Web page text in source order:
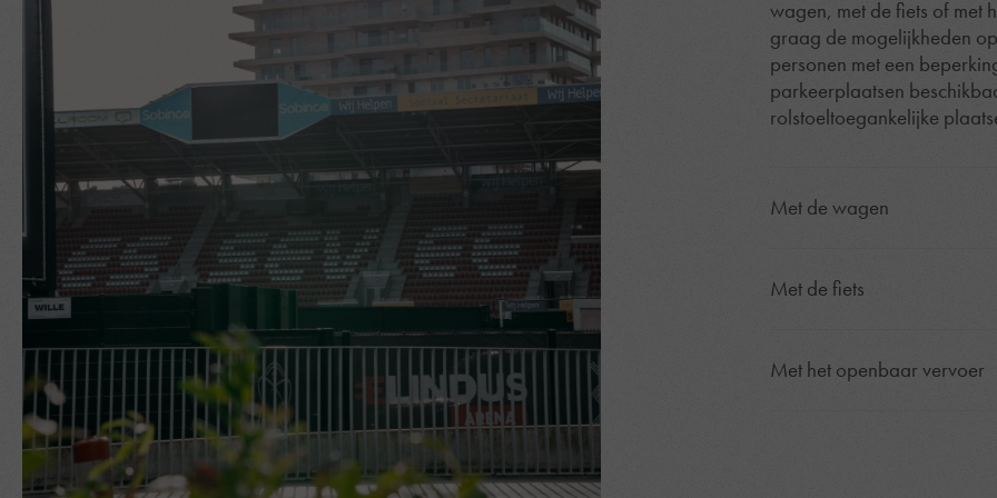
wagen, met de fiets of met
graag de mogelijkheden
personen met een
parkeerplaatsen
rolstoeltoegankelijke
Met de wagen
wandelafstand van het
Op de centrumparkings in
Met de fiets
overdekte fietsenstalling
Met het openbaar vervoer